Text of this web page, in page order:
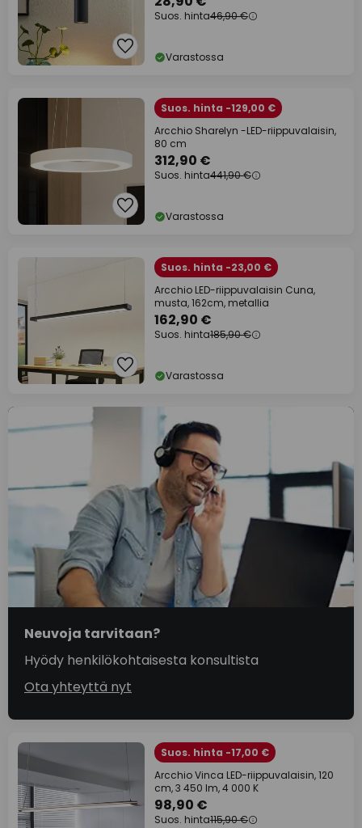
Suos. hinta46,90 €
Varastossa
Suos. hinta -129,00 €
Arcchio Sharelyn -LED-riippuvalaisin,
80 cm
312,90 €
Suos. hinta441,90 €
Varastossa
Suos. hinta -23,00 €
Arcchio LED-riippuvalaisin Cuna,
musta, 162cm, metallia
162,90 €
Suos. hinta185,90 €
Varastossa
Neuvoja tarvitaan?
Hyödy henkilökohtaisesta konsultista
Ota yhteyttä nyt
Suos. hinta -17,00 €
Arcchio Vinca LED-riippuvalaisin, 120
cm, 3 450 lm, 4 000 K
98,90 €
Suos. hinta115,90 €